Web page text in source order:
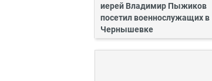
иерей Владимир Пыжиков
посетил военнослужащих в
Чернышевке